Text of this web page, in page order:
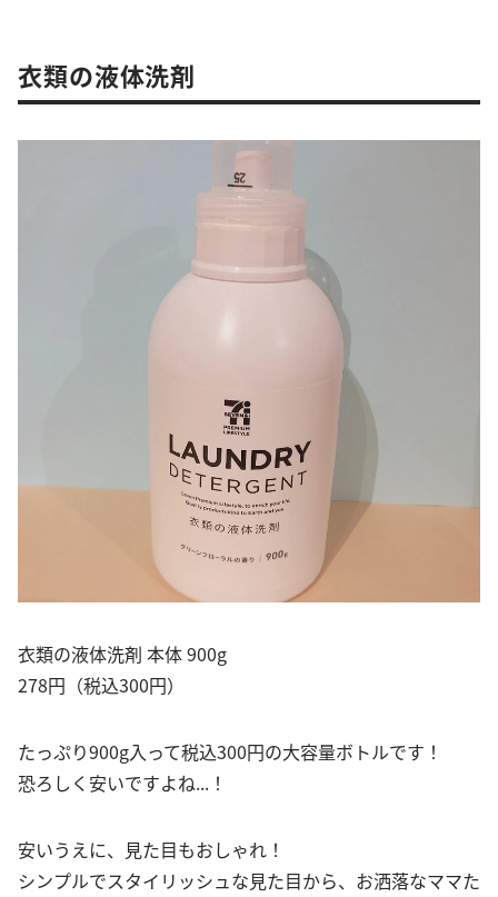
衣類の液体洗剤
衣類の液体洗剤 本体 900g
278円（税込300円）
たっぷり900g入って税込300円の大容量ボトルです！
恐ろしく安いですよね...！
安いうえに、見た目もおしゃれ！
シンプルでスタイリッシュな見た目から、お洒落なママた